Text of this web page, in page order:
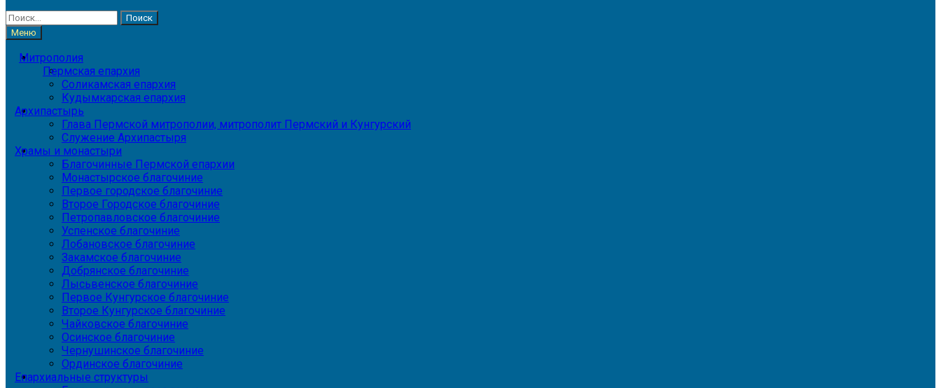
Найти:
Меню
Митрополия
Пермская епархия
Соликамская епархия
Кудымкарская епархия
Архипастырь
Глава Пермской митрополии, митрополит Пермский и Кунгурский
Служение Архипастыря
Храмы и монастыри
Благочинные Пермской епархии
Монастырское благочиние
Первое городское благочиние
Второе Городское благочиние
Петропавловское благочиние
Успенское благочиние
Лобановское благочиние
Закамское благочиние
Добрянское благочиние
Лысьвенское благочиние
Первое Кунгурское благочиние
Второе Кунгурское благочиние
Чайковское благочиние
Осинское благочиние
Чернушинское благочиние
Ординское благочиние
Епархиальные структуры